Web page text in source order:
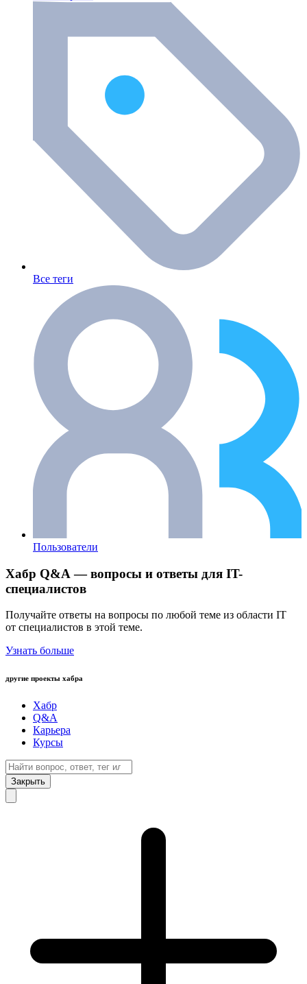
Все теги
Пользователи
Хабр Q&A — вопросы и ответы для IT-
специалистов
Получайте ответы на вопросы по любой теме из области IT
от специалистов в этой теме.
Узнать больше
другие проекты хабра
Хабр
Q&A
Карьера
Курсы
Закрыть